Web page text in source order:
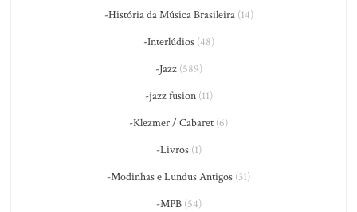
-História da Música Brasileira(14)
-Interlúdios(48)
-Jazz(589)
-jazz fusion(11)
-Klezmer / Cabaret (6)
-Livros(1)
-Modinhas e Lundus Antigos (31)
-MPB(54)